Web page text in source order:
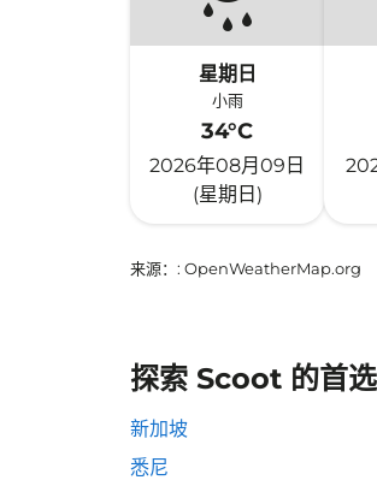
星期日
小雨
34°C
2026年08月09日
(星期日)
来源： : OpenWeatherMap.org
探索 Scoot 的首
新加坡
悉尼